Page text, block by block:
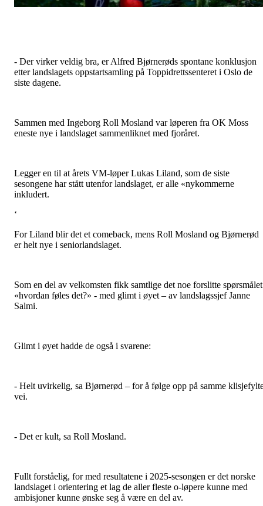
- Der virker veldig bra, er Alfred Bjørnerøds spontane konklusjon
etter landslagets oppstartsamling på Toppidrettssenteret i Oslo de
siste dagene.
Sammen med Ingeborg Roll Mosland var løperen fra OK Moss
eneste nye i landslaget sammenliknet med fjoråret.
Legger en til at årets VM-løper Lukas Liland, som de siste
sesongene har stått utenfor landslaget, er alle «nykommerne
inkludert.
‘
For Liland blir det et comeback, mens Roll Mosland og Bjørnerød
er helt nye i seniorlandslaget.
Som en del av velkomsten fikk samtlige det noe forslitte spørsmålet
«hvordan føles det?» - med glimt i øyet – av landslagssjef Janne
Salmi.
Glimt i øyet hadde de også i svarene:
- Helt uvirkelig, sa Bjørnerød – for å følge opp på samme
vei.
- Det er kult, sa Roll Mosland.
Fullt forståelig, for med resultatene i 2025-sesongen er det norske
landslaget i orientering et lag de aller fleste o-løpere kunne med
ambisjoner kunne ønske seg å være en del av.